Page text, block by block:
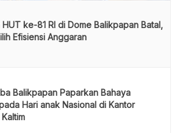
HUT ke-81 RI di Dome Balikpapan Batal,
Efisiensi Anggaran
Balikpapan Paparkan Bahaya
Hari anak Nasional di Kantor